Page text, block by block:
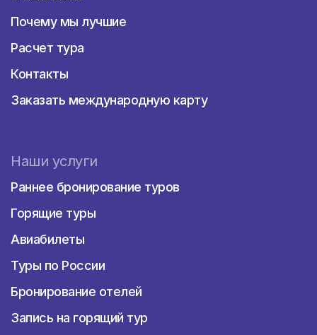
Почему мы лучшие
Расчет тура
Контакты
Заказать международную карту
Наши услуги
Раннее бронирование туров
Горящие туры
Авиабилеты
Туры по России
Бронирование отелей
Запись на горящий тур